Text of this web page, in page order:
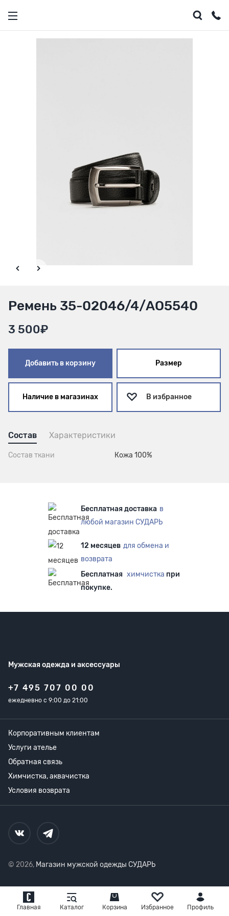
Главная Каталог Корзина Избранное Профиль
Ремень 35-02046/4/АО5540
3 500₽
Добавить в корзину Размер
Наличие в магазинах В избранное
Состав Характеристики
Состав ткани Кожа 100%
Бесплатная доставка в
любой магазин СУДАРЬ
12 месяцев для обмена и
возврата
Бесплатная химчистка при
покупке.
Мужская одежда и аксессуары
+7 495 707 00 00
ежедневно с 9:00 до 21:00
Корпоративным клиентам
Услуги ателье
Обратная связь
Химчистка, аквачистка
Условия возврата
© 2026, Магазин мужской одежды СУДАРЬ